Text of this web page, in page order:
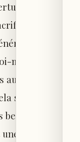
constant,
mais
même ne
ni
signifie
vos
valeur